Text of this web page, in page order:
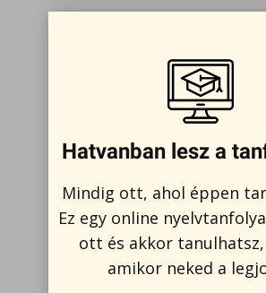
Hatvanban lesz a
Mindig ott, ahol éppen
Ez egy online
ott és akkor tanulhatsz,
amikor neked a